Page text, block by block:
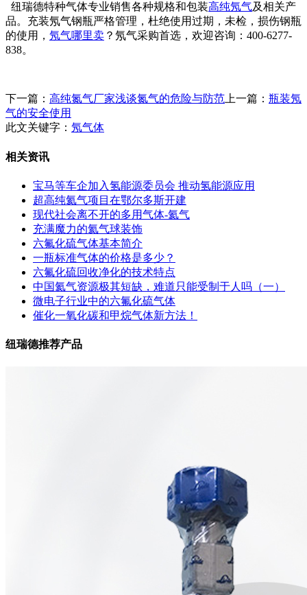
纽瑞德特种气体专业销售各种规格和包装高纯氖气及相关产
品。充装氖气钢瓶严格管理，杜绝使用过期，未检，损伤钢瓶
的使用， 氖气哪里卖 ？氖气采购首选，欢迎咨询：400-6277-
838。
下一篇： 高纯氮气厂家浅谈氮气的危险与防范 上一篇： 瓶装氖
气的安全使用
此文关键字： 氖气体
相关资讯
宝马等车企加入氢能源委员会 推动氢能源应用
超高纯氦气项目在鄂尔多斯开建
现代社会离不开的多用气体-氦气
充满魔力的氦气球装饰
六氟化硫气体基本简介
一瓶标准气体的价格是多少？
六氟化硫回收净化的技术特点
中国氦气资源极其短缺，难道只能受制于人吗（一）
微电子行业中的六氟化硫气体
催化一氧化碳和甲烷气体新方法！
纽瑞德推荐产品